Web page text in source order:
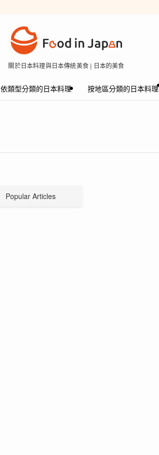
關於日本料理與日本傳統美食 | 日本的美食
依類型分類的日本料理 按地區分類的日本料理
Popular Articles